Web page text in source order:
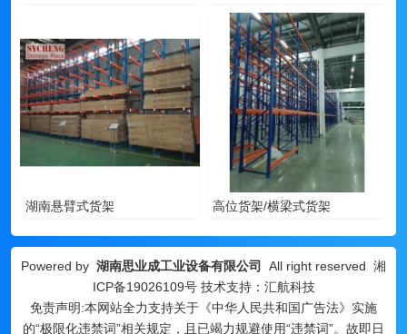
湖南悬臂式货架 高位货架/横梁式货架
Powered by 湖南思业成工业设备有限公司 All right reserved 湘
ICP备19026109号技术支持：汇航科技
免责声明:本网站全力支持关于《中华人民共和国广告法》实施
的“极限化违禁词”相关规定，且已竭力规避使用“违禁词”。故即日